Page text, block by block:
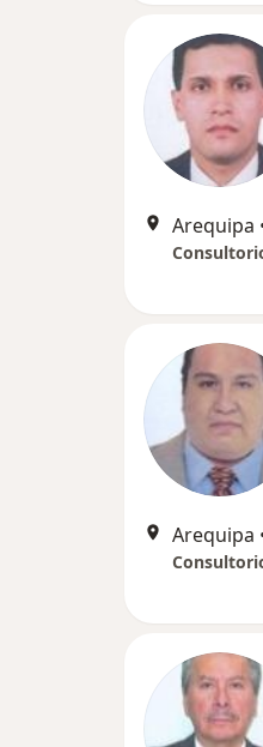
Arequipa
Arequipa